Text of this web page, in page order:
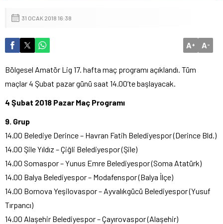
31 OCAK 2018 16:38
A+ A-
Bölgesel Amatör Lig 17. hafta maç programı açıklandı. Tüm
maçlar 4 Şubat pazar günü saat 14.00’te başlayacak.
4 Şubat 2018 Pazar Maç Programı
9. Grup
14.00 Belediye Derince – Havran Fatih Belediyespor (Derince Bld.)
14.00 Şile Yıldız – Çiğli Belediyespor (Şile)
14.00 Somaspor – Yunus Emre Belediyespor (Soma Atatürk)
14.00 Balya Belediyespor – Modafenspor (Balya İlçe)
14.00 Bornova Yeşilovaspor – Ayvalıkgücü Belediyespor (Yusuf
Tırpancı)
14.00 Alaşehir Belediyespor – Çayırovaspor (Alaşehir)